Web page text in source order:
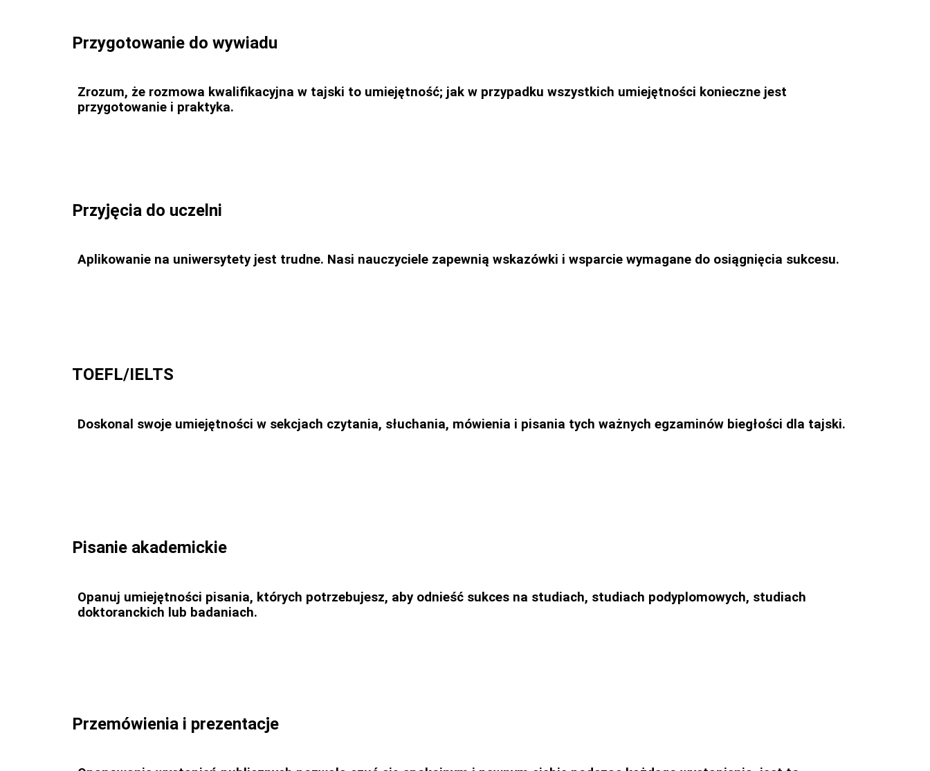
Przygotowanie do wywiadu
Zrozum, że rozmowa kwalifikacyjna w tajski to umiejętność; jak w przypadku wszystkich umiejętności konieczne jest
przygotowanie i praktyka.
Przyjęcia do uczelni
Aplikowanie na uniwersytety jest trudne. Nasi nauczyciele zapewnią wskazówki i wsparcie wymagane do osiągnięcia sukcesu.
TOEFL/IELTS
Doskonal swoje umiejętności w sekcjach czytania, słuchania, mówienia i pisania tych ważnych egzaminów biegłości dla tajski.
Pisanie akademickie
Opanuj umiejętności pisania, których potrzebujesz, aby odnieść sukces na studiach, studiach podyplomowych, studiach
doktoranckich lub badaniach.
Przemówienia i prezentacje